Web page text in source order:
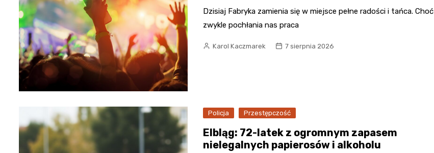
Dzisiaj Fabryka zamienia się w miejsce pełne radości i tańca. Choć
zwykle pochłania nas praca
Karol Kaczmarek 7 sierpnia 2026
Policja Przestępczość
Elbląg: 72-latek z ogromnym zapasem
nielegalnych papierosów i alkoholu